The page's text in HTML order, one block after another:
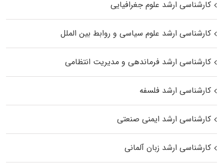
کارشناسی ارشد علوم جغرافیایی
کارشناسی ارشد علوم سیاسی و روابط بین الملل
کارشناسی ارشد فرماندهی و مدیریت انتظامی
کارشناسی ارشد فلسفه
کارشناسی ارشد ایمنی صنعتی
کارشناسی ارشد زبان آلمانی